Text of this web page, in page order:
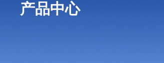
产品中心